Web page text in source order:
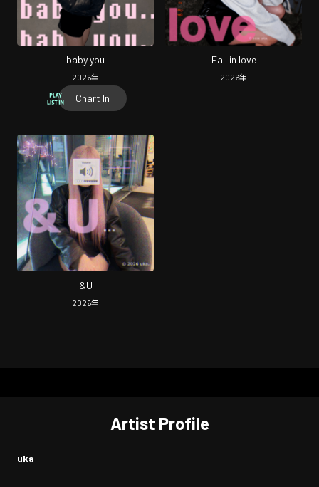
baby you
2026年
Chart In
Fall in love
2026年
&U
2026年
Artist Profile
uka